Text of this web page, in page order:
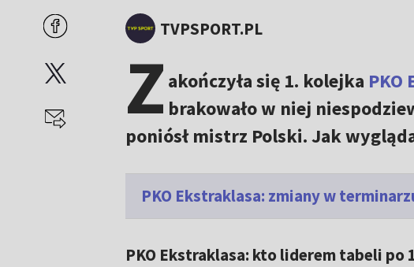
TVPSPORT.PL
Z akończyła się 1. kolejka PKO
brakowało w niej
poniósł mistrz Polski. Jak
PKO Ekstraklasa: zmiany w
PKO Ekstraklasa: kto liderem tabeli po